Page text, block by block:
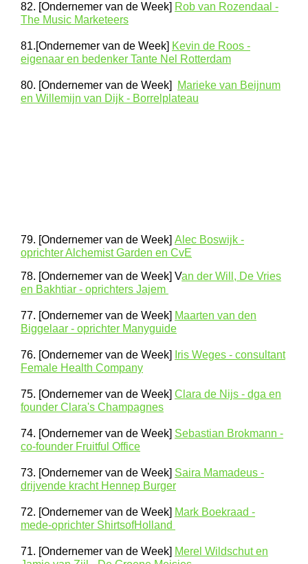
82. [Ondernemer van de Week] Rob van Rozendaal -
The Music Marketeers
81.[Ondernemer van de Week] Kevin de Roos -
eigenaar en bedenker Tante Nel Rotterdam
80. [Ondernemer van de Week]
Marieke van Beijnum
en Willemijn van Dijk - Borrelplateau
79. [Ondernemer van de Week] Alec Boswijk -
oprichter Alchemist Garden en CvE
78. [Ondernemer van de Week] Van der Will, De Vries
en Bakhtiar - oprichters Jajem
77. [Ondernemer van de Week] Maarten van den
Biggelaar - oprichter Manyguide
76. [Ondernemer van de Week]
Iris Weges - consultant
Female Health Company
75. [Ondernemer van de Week] Clara de Nijs - dga en
founder Clara's Champagnes
74. [Ondernemer van de Week] Sebastian Brokmann -
co-founder Fruitful Office
73. [Ondernemer van de Week] Saira Mamadeus -
drijvende kracht Hennep Burger
72. [Ondernemer van de Week] Mark Boekraad -
mede-oprichter ShirtsofHolland
71. [Ondernemer van de Week] Merel Wildschut en